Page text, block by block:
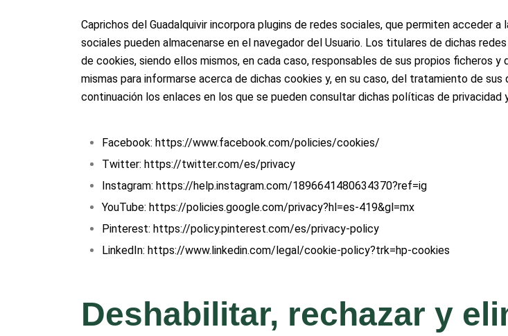
Caprichos del Guadalquivir incorpora plugins de redes sociales, que permiten acceder
sociales pueden almacenarse en el navegador del Usuario. Los titulares de dichas
de cookies, siendo ellos mismos, en cada caso, responsables de sus propios ficheros
mismas para informarse acerca de dichas cookies y, en su caso, del tratamiento de
continuación los enlaces en los que se pueden consultar dichas políticas de privacidad
Facebook: https://www.facebook.com/policies/cookies/
Twitter: https://twitter.com/es/privacy
Instagram: https://help.instagram.com/1896641480634370?ref=ig
YouTube: https://policies.google.com/privacy?hl=es-419&gl=mx
Pinterest: https://policy.pinterest.com/es/privacy-policy
LinkedIn: https://www.linkedin.com/legal/cookie-policy?trk=hp-cookies
Deshabilitar, rechazar y